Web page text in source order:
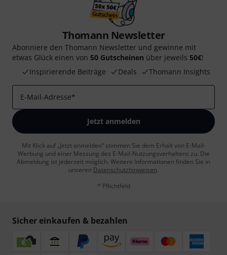
Thomann Newsletter
Abonniere den Thomann Newsletter und gewinne mit
etwas Glück einen von 50 Gutscheinen über jeweils 50€!
Inspirierende Beiträge
Deals Thomann Insights
E-Mail-Adresse*
Jetzt anmelden
Mit Klick auf „Jetzt anmelden“ stimmen Sie dem Erhalt von E-Mail-
Werbung und einer Messung des E-Mail-Nutzungsverhaltens zu. Die
Abmeldung ist jederzeit möglich. Weitere Informationen finden Sie in
unseren Datenschutzhinweisen.
* Pflichtfeld
Sicher einkaufen & bezahlen